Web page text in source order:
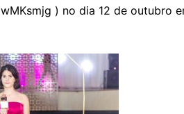
) no dia 12 de outubro